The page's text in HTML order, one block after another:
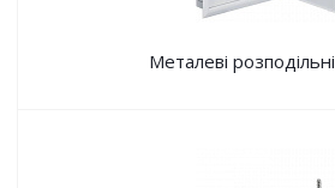
Металеві